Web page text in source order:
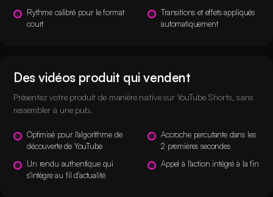
Rythme calibré pour le format
court
Transitions et effets appliqués
automatiquement
Des vidéos produit qui vendent
Présentez votre produit de manière native sur YouTube Shorts, sans
ressembler à une pub.
Optimisé pour l'algorithme de
découverte de YouTube
Un rendu authentique qui
s'intègre au fil d'actualité
Accroche percutante dans les
2 premières secondes
Appel à l'action intégré à la fin